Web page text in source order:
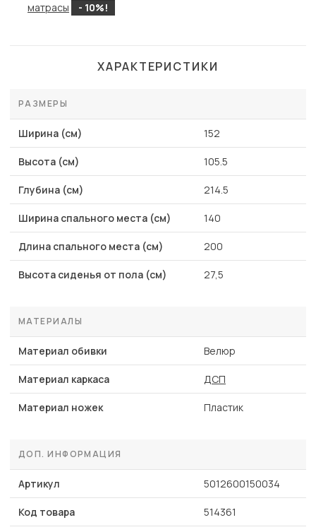
матрасы
- 10%!
ХАРАКТЕРИСТИКИ
РАЗМЕРЫ
Ширина (см) 152
Высота (см) 105.5
Глубина (см) 214.5
Ширина спального места (см) 140
Длина спального места (см) 200
Высота сиденья от пола (см) 27,5
МАТЕРИАЛЫ
Материал обивки Велюр
Материал каркаса ДСП
Материал ножек Пластик
ДОП. ИНФОРМАЦИЯ
Артикул 5012600150034
Код товара 514361